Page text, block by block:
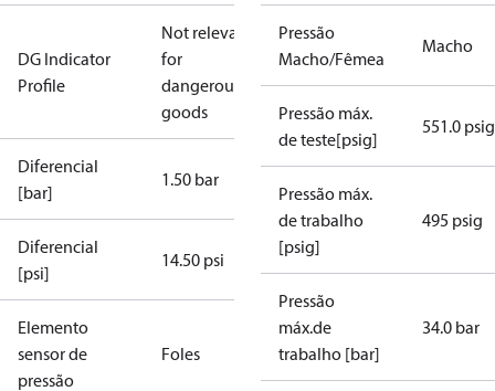
DG Indicator
Profile
Not relevant
for
dangerous
goods
Diferencial
[bar]
1.50 bar
Diferencial
[psi]
14.50 psi
Elemento
sensor de
pressão
Foles
Pressão
Macho/Fêmea
Macho
Pressão máx.
de teste[psig]
551.0 psig
Pressão máx.
de trabalho
[psig]
495 psig
Pressão
máx.de
trabalho [bar]
34.0 bar